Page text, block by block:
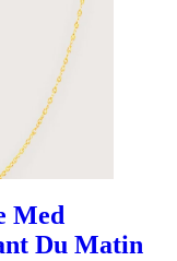
Med
Du Matin